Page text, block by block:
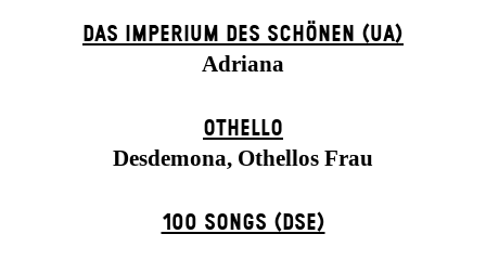
DAS IMPERIUM DES SCHÖNEN (UA)
Adriana
OTHELLO
Desdemona, Othellos Frau
100 SONGS (DSE)